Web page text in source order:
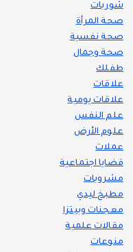
شوربات
صحة المرأة
صحة نفسية
صحة وجمال
طفلك
علاقات
علاقات يومية
علم النفس
علوم الأرض
عملات
قضايا اجتماعية
مشروبات
مطبخ ليدي
معجنات وبيتزا
مقالات علمية
منوعات